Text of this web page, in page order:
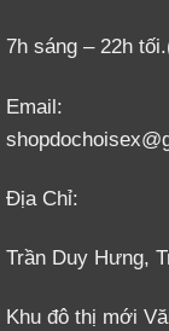
7h sáng – 22h
Email:
Địa Chỉ:
Trần Duy Hưng,
Khu đô thị mới